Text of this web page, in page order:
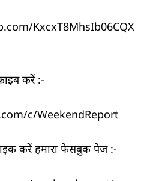
KxcxT8MhsIb06CQX
करें :-
c/WeekendReport
करें हमारा फेसबुक पेज :-